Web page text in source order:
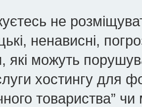
не
ненависні,
які можуть
хостингу для
товариства”